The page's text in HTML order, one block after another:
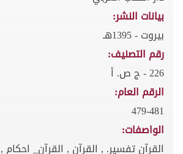
بيانات النشر:
بيروت - 1395هـ
رقم التصنيف:
226 - ج ص. أ
الرقم العام:
479-481
الواصفات:
القرآن تفسير. , القرآن , القرآن_ احكام ,